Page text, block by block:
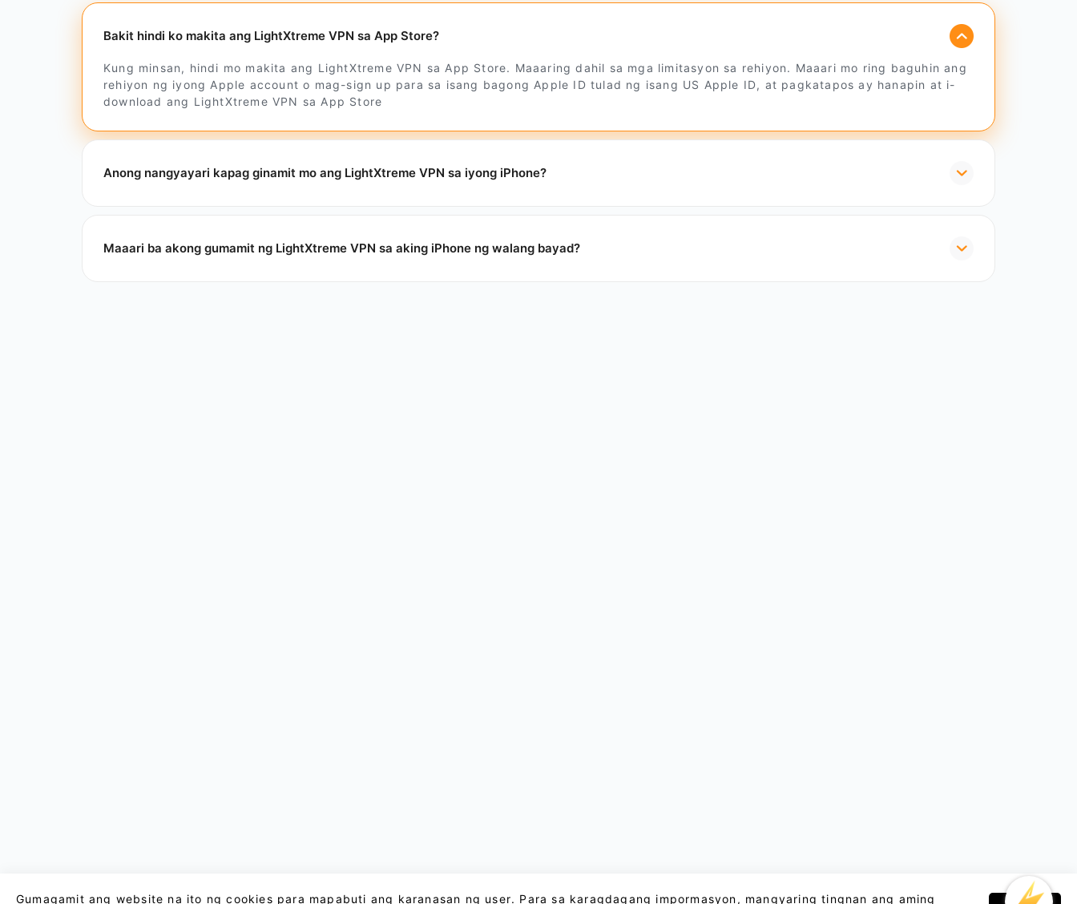
Bakit hindi ko makita ang LightXtreme VPN sa App Store?
Kung minsan, hindi mo makita ang LightXtreme VPN sa App Store. Maaaring dahil sa mga limitasyon sa rehiyon. Maaari mo ring baguhin ang
rehiyon ng iyong Apple account o mag-sign up para sa isang bagong Apple ID tulad ng isang US Apple ID, at pagkatapos ay hanapin at i-
download ang LightXtreme VPN sa App Store
Anong nangyayari kapag ginamit mo ang LightXtreme VPN sa iyong iPhone?
Maaari ba akong gumamit ng LightXtreme VPN sa aking iPhone ng walang bayad?
Gumagamit ang website na ito ng cookies para mapabuti ang karanasan ng user. Para sa karagdagang impormasyon, mangyaring tingnan ang aming